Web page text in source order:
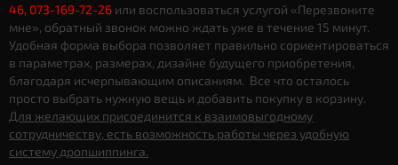
46, 073-169-72-26 или воспользоваться услугой «Перезвоните
мне», обратный звонок можно ждать уже в течение 15 минут.
Удобная форма выбора позволяет правильно сориентироваться
в параметрах, размерах, дизайне будущего приобретения,
благодаря исчерпывающим описаниям. Все что осталось
просто выбрать нужную вещь и добавить покупку в корзину.
Для желающих присоединится к взаимовыгодному
сотрудничеству, есть возможность работы через удобную
систему дропшиппинга.